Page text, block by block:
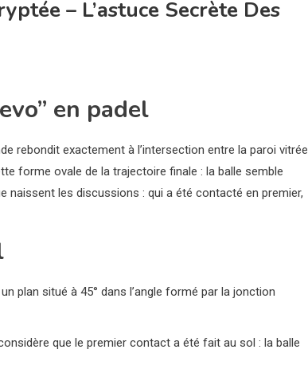
– L’astuce Secrète Des
en padel
rebondit exactement à l’intersection entre la paroi vitrée
forme ovale de la trajectoire finale : la balle semble
les discussions : qui a été contacté en premier,
plan situé à 45° dans l’angle formé par la jonction
que le premier contact a été fait au sol : la balle